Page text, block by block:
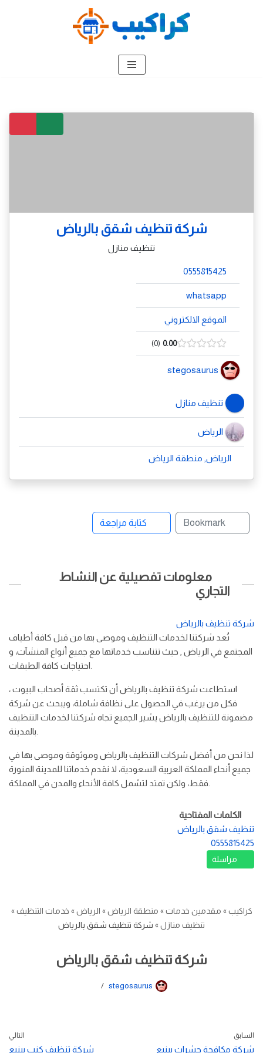
شركة تنظيف شقق بالرياض
تنظيف منازل
0555815425
whatsapp
الموقع الالكتروني
0.00
0
stegosaurus
تنظيف منازل
الرياض
الرياض, منطقة الرياض
Bookmark كتابة مراجعة
معلومات تفصيلية عن النشاط
التجاري
شركة تنظيف بالرياض
تُعد شركتنا لخدمات التنظيف وموصى بها من قبل كافة أطياف
المجتمع في الرياض , حيث تتناسب خدماتها مع جميع أنواع المنشآت، و
استطاعت شركة تنظيف بالرياض أن تكتسب ثقة أصحاب البيوت ،
فكل من يرغب في الحصول على نظافة شاملة، ويبحث عن شركة
مضمونة للتنظيف بالرياض يشير الجميع تجاه شركتنا لخدمات التنظيف
لذا نحن من أفضل شركات التنظيف بالرياض وموثوقة وموصى بها في
جميع أنحاء المملكة العربية السعودية، لا نقدم خدماتنا للمدينة المنورة
الكلمات المفتاحية
تنظيف شقق بالرياض
0555815425
مراسلة
كراكيب» مقدمين خدمات» منطقة الرياض» الرياض» خدمات التنظيف»
تنظيف منازل» شركة تنظيف شقق بالرياض
شركة تنظيف شقق بالرياض
stegosaurus
السابق
شركة مكافحة حشرات بينبع
التالي
شركة تنظيف كنب بينبع